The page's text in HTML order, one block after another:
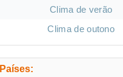
Clima de verão
Clima de outono
Países: